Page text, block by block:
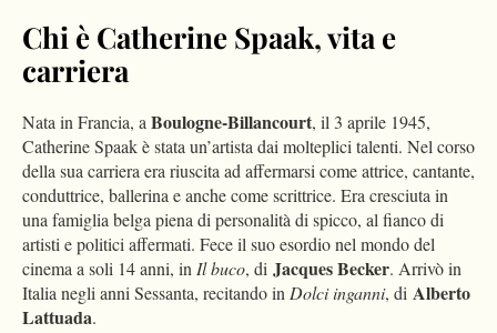
Chi è Catherine Spaak, vita e
carriera
Nata in Francia, aBoulogne-Billancourt, il 3 aprile 1945,
Catherine Spaak è stata un’artista dai molteplici talenti. Nel corso
della sua carriera era riuscita ad affermarsi come attrice, cantante,
conduttrice, ballerina e anche come scrittrice. Era cresciuta in
una famiglia belga piena di personalità di spicco, al fianco di
artisti e politici affermati. Fece il suo esordio nel mondo del
cinema a soli 14 anni, inIl buco, di Jacques Becker. Arrivò in
Italia negli anni Sessanta, recitando inDolci inganni, di Alberto
Lattuada.